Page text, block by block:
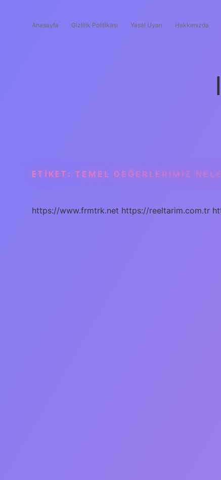
Anasayfa Gizlilik Politikası Yasal Uyarı Hakkımızda
ETIKET: TEMEL DEĞERLERIMIZ
https://www.frmtrk.net https://reeltarim.com.tr